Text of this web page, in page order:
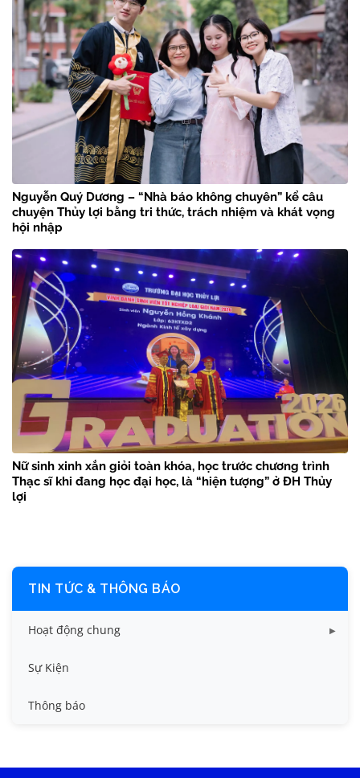
Nguyễn Quý Dương – “Nhà báo không chuyên” kể câu
chuyện Thủy lợi bằng tri thức, trách nhiệm và khát vọng
hội nhập
Nữ sinh xinh xắn giỏi toàn khóa, học trước chương trình
Thạc sĩ khi đang học đại học, là “hiện tượng” ở ĐH Thủy
lợi
TIN TỨC & THÔNG BÁO
Hoạt động chung
Tin công tác sinh viên
Tin đào tạo
Tin tức chung
Sự Kiện
Thông báo